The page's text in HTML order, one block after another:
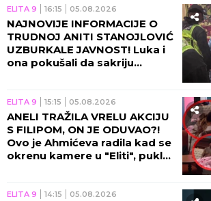
ELITA 9 16:15 05.08.2026
NAJNOVIJE INFORMACIJE O
TRUDNOJ ANITI STANOJLOVIĆ
UZBURKALE JAVNOST! Luka i
ona pokušali da sakriju
ELITA 9 15:15 05.08.2026
ANELI TRAŽILA VRELU AKCIJU
S FILIPOM, ON JE ODUVAO?!
Ovo je Ahmićeva radila kad se
okrenu kamere u "Eliti", pukla
ELITA 9 14:15 05.08.2026